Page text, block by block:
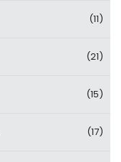
(11)
(21)
(15)
(17)